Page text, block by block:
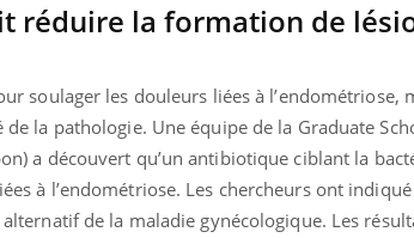
réduire la formation de
soulager les douleurs liées à l’endométriose,
la pathologie. Une équipe de la Graduate
a découvert qu’un antibiotique ciblant la
à l’endométriose. Les chercheurs ont
de la maladie gynécologique. Les